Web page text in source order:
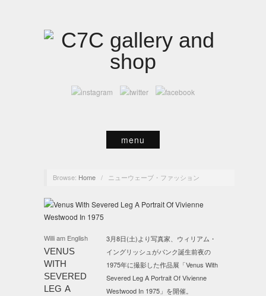
menu
Browse: Home / ニューウェーブ・ファッション
Willi am English
VENUS
WITH
SEVERED
LEG A
3月8日(土)より写真家、ウィリアム・
イングリッシュがパンク誕生前夜の
1975年に撮影した作品展「Venus With
Severed Leg A Portrait Of Vivienne
Westwood In 1975」を開催。